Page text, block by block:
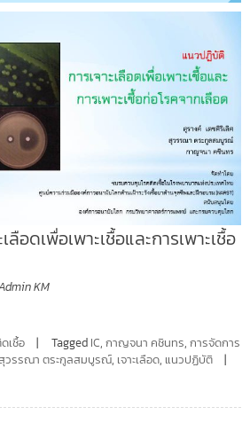
อดเพื่อเพาะเชื้อและการเพาะเชื้อ
KM
เชื้อ Tagged IC, กาญจนา คชินทร, การจัดการ
วรรณา ตระกูลสมบูรณ์, เจาะเลือด, แนวปฏิบัติ